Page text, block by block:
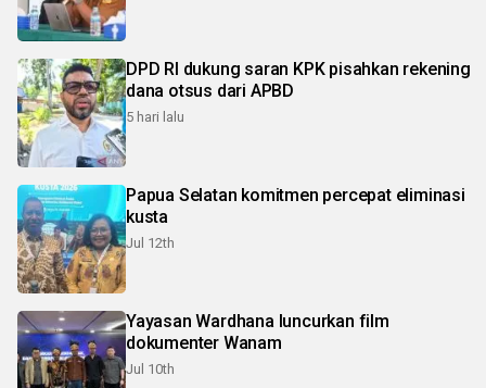
DPD RI dukung saran KPK pisahkan rekening
dana otsus dari APBD
5 hari lalu
Papua Selatan komitmen percepat eliminasi
kusta
Jul 12th
Yayasan Wardhana luncurkan film
dokumenter Wanam
Jul 10th